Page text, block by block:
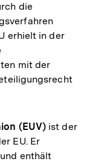
die
erhielt in der
mit der
(EUV)ist der
EU. Er
enthält